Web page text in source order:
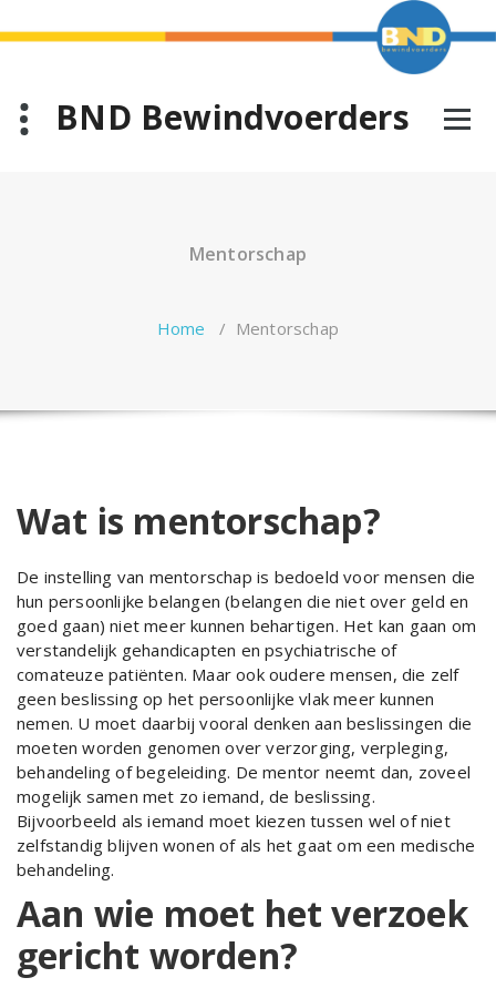
naar
BND Bewindvoerders
Mentorschap
Home / Mentorschap
Wat is mentorschap?
De instelling van mentorschap is bedoeld voor mensen die
hun persoonlijke belangen (belangen die niet over geld en
goed gaan) niet meer kunnen behartigen. Het kan gaan om
verstandelijk gehandicapten en psychiatrische of
comateuze patiënten. Maar ook oudere mensen, die zelf
geen beslissing op het persoonlijke vlak meer kunnen
nemen. U moet daarbij vooral denken aan beslissingen die
moeten worden genomen over verzorging, verpleging,
behandeling of begeleiding. De mentor neemt dan, zoveel
mogelijk samen met zo iemand, de beslissing.
Bijvoorbeeld als iemand moet kiezen tussen wel of niet
zelfstandig blijven wonen of als het gaat om een medische
behandeling.
Aan wie moet het verzoek
gericht worden?